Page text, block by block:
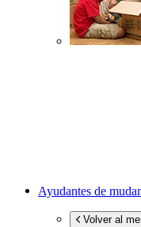
Ayudantes de
Volver al